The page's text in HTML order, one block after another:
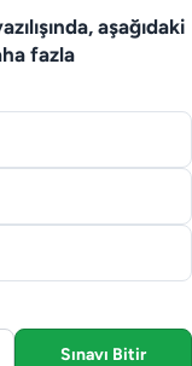
aşağıdaki
fazla
Sınavı Bitir